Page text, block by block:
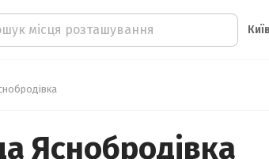
Київ
Яснобродівка